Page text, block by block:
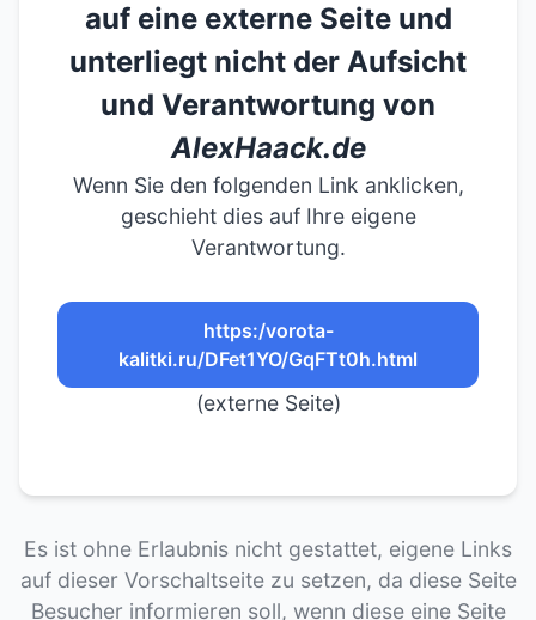
auf eine externe Seite und
unterliegt nicht der Aufsicht
und Verantwortung von
AlexHaack.de
Wenn Sie den folgenden Link anklicken,
geschieht dies auf Ihre eigene
Verantwortung.
https:/vorota-
kalitki.ru/DFet1YO/GqFTt0h.html
(externe Seite)
Es ist ohne Erlaubnis nicht gestattet, eigene Links
auf dieser Vorschaltseite zu setzen, da diese Seite
Besucher informieren soll, wenn diese eine Seite